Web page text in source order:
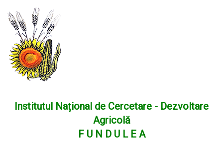
Institutul Național de Cercetare - Dezvoltare
Agricolă
F U N D U L E A